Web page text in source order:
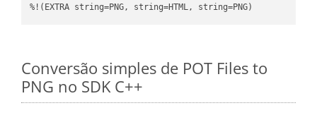
%!(EXTRA string=PNG, string=HTML, string=PNG)
Conversão simples de POT Files to
PNG no SDK C++